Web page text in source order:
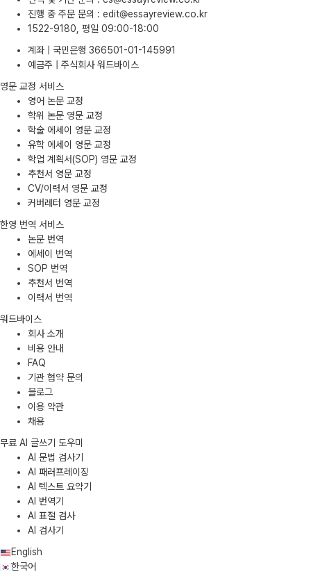
진행 중 주문 문의 : edit@essayreview.co.kr
1522-9180, 평일 09:00-18:00
계좌 | 국민은행 366501-01-145991
예금주 | 주식회사 워드바이스
영문 교정 서비스
영어 논문 교정
학위 논문 영문 교정
학술 에세이 영문 교정
유학 에세이 영문 교정
학업 계획서(SOP) 영문 교정
추천서 영문 교정
CV/이력서 영문 교정
커버레터 영문 교정
한영 번역 서비스
논문 번역
에세이 번역
SOP 번역
추천서 번역
이력서 번역
워드바이스
회사 소개
비용 안내
FAQ
기관 협약 문의
블로그
이용 약관
채용
무료 AI 글쓰기 도우미
AI 문법 검사기
AI 패러프레이징
AI 텍스트 요약기
AI 번역기
AI 표절 검사
AI 검사기
English
한국어